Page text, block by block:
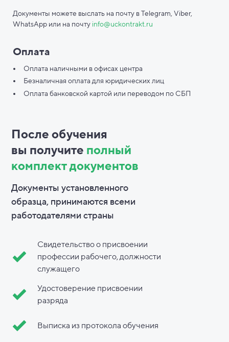
Документы можете выслать на почту в Telegram, Viber,
WhatsApp или на почту info@uckontrakt.ru
Оплата
Оплата наличными в офисах центра
Безналичная оплата для юридических лиц
Оплата банковской картой или переводом по СБП
После обучения
вы получите полный
комплект документов
Документы установленного
образца, принимаются всеми
работодателями страны
Свидетельство о присвоении
профессии рабочего, должности
служащего
Удостоверение присвоении
разряда
Выписка из протокола обучения